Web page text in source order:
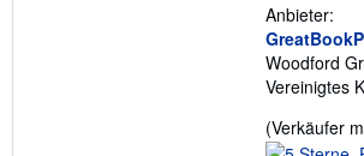
Anbieter:
Woodford
Vereinigtes
(Verkäufer